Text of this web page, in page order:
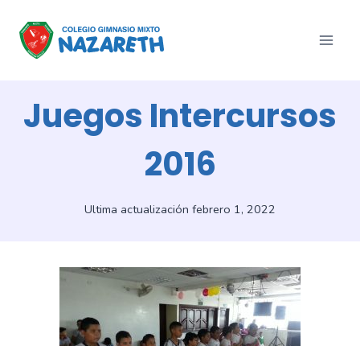
contenido
Juegos Intercursos
2016
Ultima actualización febrero 1, 2022